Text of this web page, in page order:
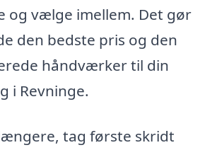
og vælge imellem. Det gør
den bedste pris og den
håndværker til din
i Revninge.
tag første skridt